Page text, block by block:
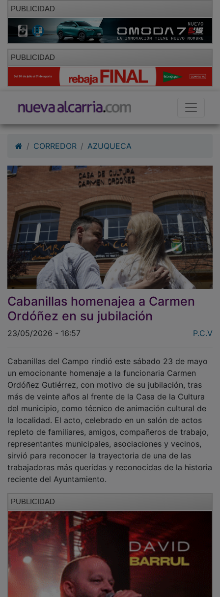
PUBLICIDAD
PUBLICIDAD
Cabanillas homenajea a Carmen
Ordóñez en su jubilación
un emocionante homenaje a la funcionaria Carmen
Ordóñez Gutiérrez, con motivo de su jubilación, tras
más de veinte años al frente de la Casa de la Cultura
del municipio, como técnico de animación cultural de
la localidad. El acto, celebrado en un salón de actos
repleto de familiares, amigos, compañeros de trabajo,
representantes municipales, asociaciones y vecinos,
sirvió para reconocer la trayectoria de una de las
trabajadoras más queridas y reconocidas de la historia
reciente del Ayuntamiento.